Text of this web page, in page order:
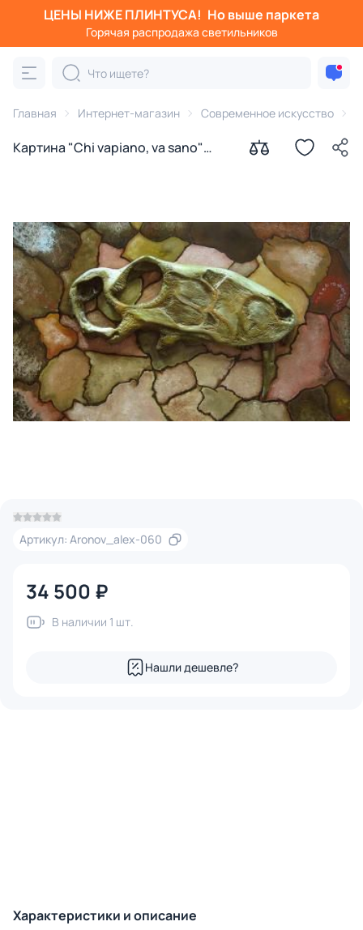
ЦЕНЫ НИЖЕ ПЛИНТУСА! Но выше паркета
Горячая распродажа светильников
Главная Интернет-магазин Современное искусство
Картина "Chi vapiano, va sano"
Артикул: Aronov_alex-060
34 500 ₽
В наличии 1 шт.
Нашли дешевле?
Характеристики и описание